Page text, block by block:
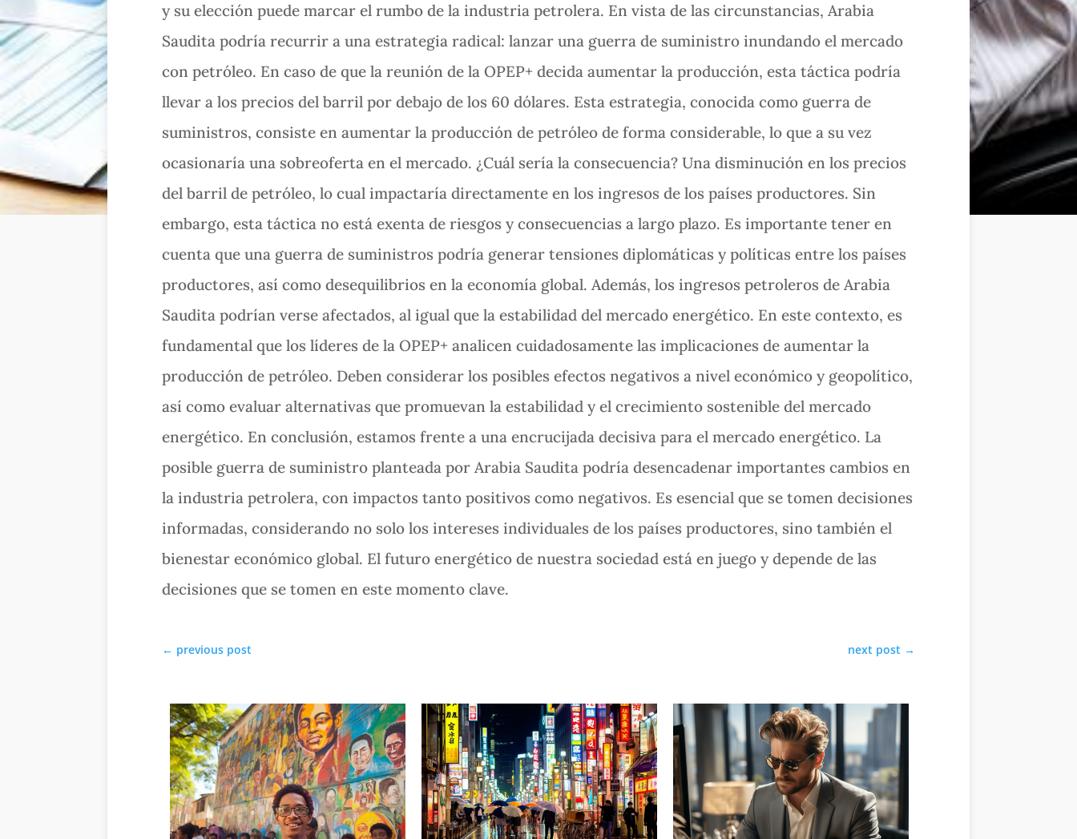
y su elección puede marcar el rumbo de la industria petrolera. En vista de las circunstancias, Arabia
Saudita podría recurrir a una estrategia radical: lanzar una guerra de suministro inundando el mercado
con petróleo. En caso de que la reunión de la OPEP+ decida aumentar la producción, esta táctica podría
llevar a los precios del barril por debajo de los 60 dólares. Esta estrategia, conocida como guerra de
suministros, consiste en aumentar la producción de petróleo de forma considerable, lo que a su vez
ocasionaría una sobreoferta en el mercado. ¿Cuál sería la consecuencia? Una disminución en los precios
del barril de petróleo, lo cual impactaría directamente en los ingresos de los países productores. Sin
embargo, esta táctica no está exenta de riesgos y consecuencias a largo plazo. Es importante tener en
cuenta que una guerra de suministros podría generar tensiones diplomáticas y políticas entre los países
productores, así como desequilibrios en la economía global. Además, los ingresos petroleros de Arabia
Saudita podrían verse afectados, al igual que la estabilidad del mercado energético. En este contexto, es
fundamental que los líderes de la OPEP+ analicen cuidadosamente las implicaciones de aumentar la
producción de petróleo. Deben considerar los posibles efectos negativos a nivel económico y geopolítico,
así como evaluar alternativas que promuevan la estabilidad y el crecimiento sostenible del mercado
energético. En conclusión, estamos frente a una encrucijada decisiva para el mercado energético. La
posible guerra de suministro planteada por Arabia Saudita podría desencadenar importantes cambios en
la industria petrolera, con impactos tanto positivos como negativos. Es esencial que se tomen decisiones
informadas, considerando no solo los intereses individuales de los países productores, sino también el
bienestar económico global. El futuro energético de nuestra sociedad está en juego y depende de las
decisiones que se tomen en este momento clave.
← previous post next post →